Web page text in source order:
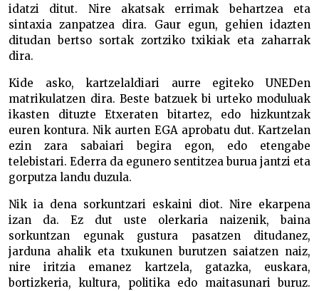
idatzi ditut. Nire akatsak errimak behartzea eta
sintaxia zanpatzea dira. Gaur egun, gehien idazten
ditudan bertso sortak zortziko txikiak eta zaharrak
dira.
Kide asko, kartzelaldiari aurre egiteko UNEDen
matrikulatzen dira. Beste batzuek bi urteko moduluak
ikasten dituzte Etxeraten bitartez, edo hizkuntzak
euren kontura. Nik aurten EGA aprobatu dut. Kartzelan
ezin zara sabaiari begira egon, edo etengabe
telebistari. Ederra da egunero sentitzea burua jantzi eta
gorputza landu duzula.
Nik ia dena sorkuntzari eskaini diot. Nire ekarpena
izan da. Ez dut uste olerkaria naizenik, baina
sorkuntzan egunak gustura pasatzen ditudanez,
jarduna ahalik eta txukunen burutzen saiatzen naiz,
nire iritzia emanez kartzela, gatazka, euskara,
bortizkeria, kultura, politika edo maitasunari buruz.